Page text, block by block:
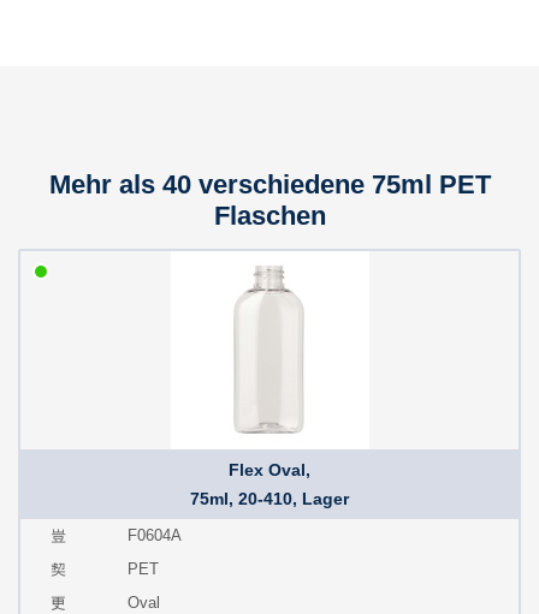
Mehr als 40 verschiedene 75ml PET
Flaschen
Flex Oval,
75ml, 20-410, Lager
F0604A
PET
Oval